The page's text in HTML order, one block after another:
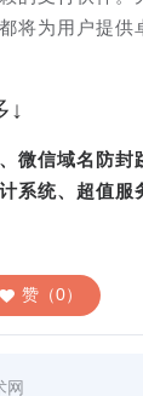
将为用户提供
↓
微信域名防封
系统、超值服
赞（0）
网